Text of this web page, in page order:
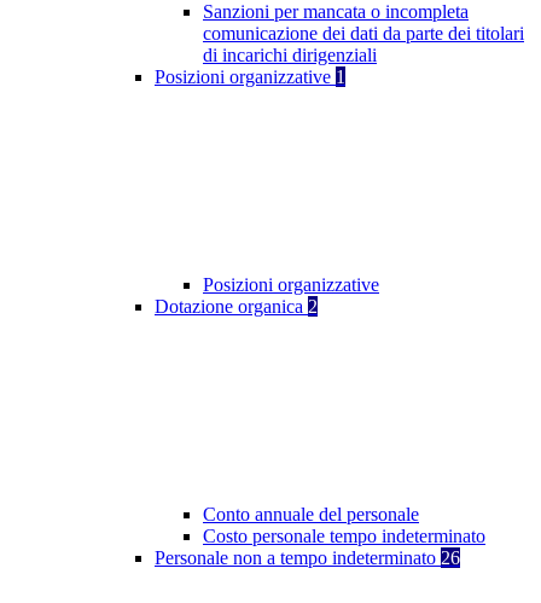
Sanzioni per mancata o incompleta
comunicazione dei dati da parte dei titolari
di incarichi dirigenziali
Posizioni organizzative 1
Posizioni organizzative
Dotazione organica 2
Conto annuale del personale
Costo personale tempo indeterminato
Personale non a tempo indeterminato 26